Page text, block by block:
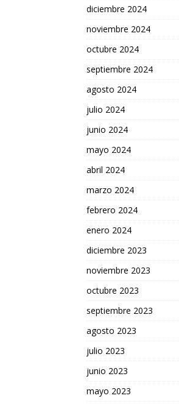
diciembre 2024
noviembre 2024
octubre 2024
septiembre 2024
agosto 2024
julio 2024
junio 2024
mayo 2024
abril 2024
marzo 2024
febrero 2024
enero 2024
diciembre 2023
noviembre 2023
octubre 2023
septiembre 2023
agosto 2023
julio 2023
junio 2023
mayo 2023